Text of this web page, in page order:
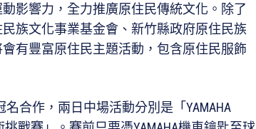
影響力，全力推廣原住民傳統文化。除了
族文化事業基金會、新竹縣政府原住民族
有豐富原住民主題活動，包含原住民服飾
名合作，兩日中場活動分別是「YAMAHA